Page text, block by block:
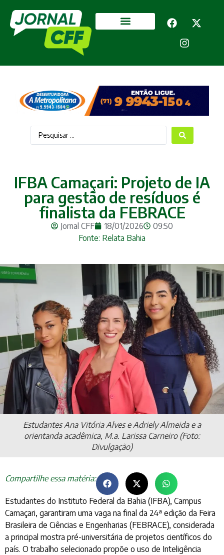
IFBA Camaçari: Projeto de IA
para gestão de resíduos é
finalista da FEBRACE
Jornal CFF 18/01/2026
09:50
Fonte: Relata Bahia
Estudantes Ana Vitória Alves e Adriely Almeida e a
orientanda acadêmica, M.a. Larissa Carneiro (Foto:
Divulgação)
Compartilhe essa matéria:
Estudantes do Instituto Federal da Bahia (IFBA), Campus
Camaçari, garantiram uma vaga na final da 24ª edição da Feira
Brasileira de Ciências e Engenharias (FEBRACE), considerada
a principal mostra pré-universitária de projetos científicos do
país. O trabalho selecionado propõe o uso de Inteligência